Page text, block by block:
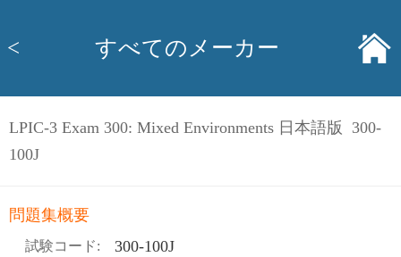
< すべてのメーカー
LPIC-3 Exam 300: Mixed Environments 日本語版 300-
100J
問題集概要
試験コード: 300-100J